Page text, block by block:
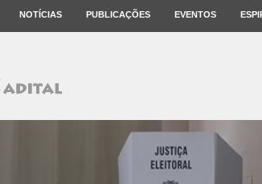
NOTÍCIAS PUBLICAÇÕES EVENTOS